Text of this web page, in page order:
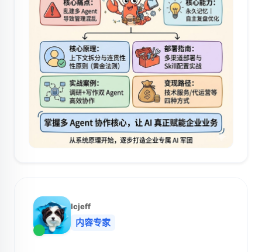
lcjeff
内容专家